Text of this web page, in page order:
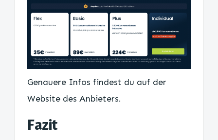
Genauere Infos findest du auf der
Website des Anbieters.
Fazit